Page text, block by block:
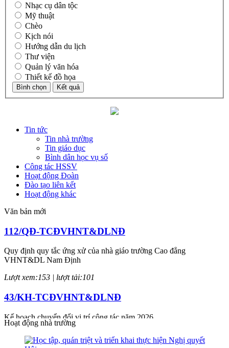
Nhạc cụ dân tộc
Mỹ thuật
Chèo
Kịch nói
Hướng dẫn du lịch
Thư viện
Quản lý văn hóa
Thiết kế đồ họa
Tin tức
Tin nhà trường
Tin giáo dục
Bình dân học vụ số
Công tác HSSV
Hoạt động Đoàn
Đào tạo liên kết
Hoạt động khác
Văn bản mới
112/QĐ-TCĐVHNT&DLNĐ
Quy định quy tắc ứng xử của nhà giáo trường Cao đẳng
VHNT&DL Nam Định
Lượt xem:153 | lượt tải:101
43/KH-TCĐVHNT&DLNĐ
Kế hoạch chuyển đổi vị trí công tác năm 2026
Lượt xem:246 | lượt tải:147
Hoạt động nhà trường